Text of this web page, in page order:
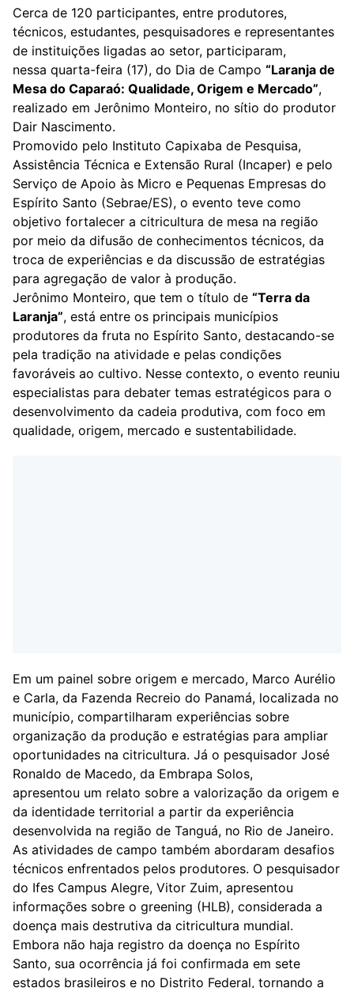
Cerca de 120 participantes, entre produtores,
técnicos, estudantes, pesquisadores e representantes
de instituições ligadas ao setor, participaram,
nessa quarta-feira (17), do Dia de Campo “Laranja de
Mesa do Caparaó: Qualidade, Origem e Mercado”,
realizado em Jerônimo Monteiro, no sítio do produtor
Dair Nascimento.
Promovido pelo Instituto Capixaba de Pesquisa,
Assistência Técnica e Extensão Rural (Incaper) e pelo
Serviço de Apoio às Micro e Pequenas Empresas do
Espírito Santo (Sebrae/ES), o evento teve como
objetivo fortalecer a citricultura de mesa na região
por meio da difusão de conhecimentos técnicos, da
troca de experiências e da discussão de estratégias
para agregação de valor à produção.
Jerônimo Monteiro, que tem o título de “Terra da
Laranja”, está entre os principais municípios
produtores da fruta no Espírito Santo, destacando-se
pela tradição na atividade e pelas condições
favoráveis ao cultivo. Nesse contexto, o evento reuniu
especialistas para debater temas estratégicos para o
desenvolvimento da cadeia produtiva, com foco em
qualidade, origem, mercado e sustentabilidade.
Em um painel sobre origem e mercado, Marco Aurélio
e Carla, da Fazenda Recreio do Panamá, localizada no
município, compartilharam experiências sobre
organização da produção e estratégias para ampliar
oportunidades na citricultura. Já o pesquisador José
Ronaldo de Macedo, da Embrapa Solos,
apresentou um relato sobre a valorização da origem e
da identidade territorial a partir da experiência
desenvolvida na região de Tanguá, no Rio de Janeiro.
As atividades de campo também abordaram desafios
técnicos enfrentados pelos produtores. O pesquisador
do Ifes Campus Alegre, Vitor Zuim, apresentou
informações sobre o greening (HLB), considerada a
doença mais destrutiva da citricultura mundial.
Embora não haja registro da doença no Espírito
Santo, sua ocorrência já foi confirmada em sete
estados brasileiros e no Distrito Federal, tornando a